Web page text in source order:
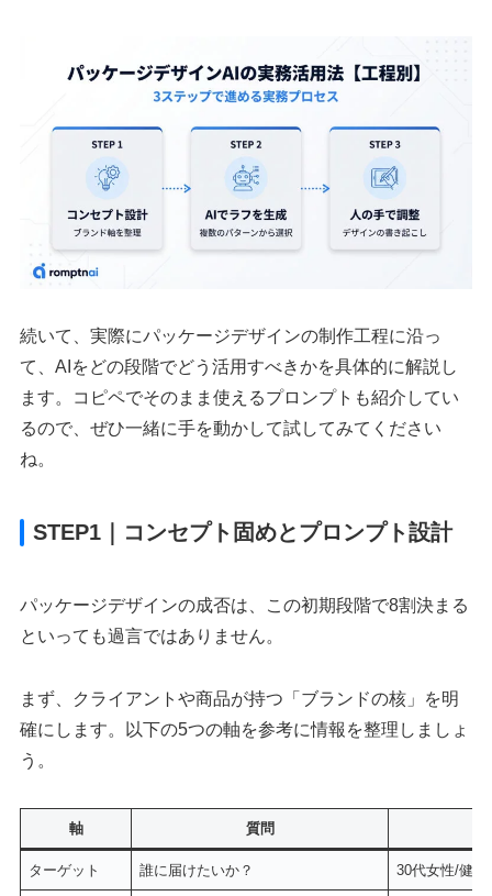
続いて、実際にパッケージデザインの制作工程に沿っ
て、AIをどの段階でどう活用すべきかを具体的に解説し
ます。コピペでそのまま使えるプロンプトも紹介してい
るので、ぜひ一緒に手を動かして試してみてください
ね。
STEP1｜コンセプト固めとプロンプト設計
パッケージデザインの成否は、この初期段階で8割決まる
といっても過言ではありません。
まず、クライアントや商品が持つ「ブランドの核」を明
確にします。以下の5つの軸を参考に情報を整理しましょ
う。
軸 質問
ターゲット 誰に届けたいか？ 30代女性/健